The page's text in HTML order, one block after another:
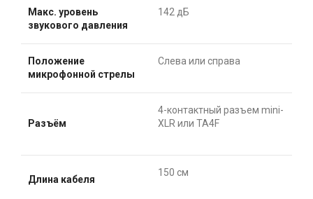
Макс. уровень
звукового давления
142 дБ
Положение
микрофонной стрелы
Слева или справа
Разъём
4-контактный разъем mini-
XLR или TA4F
Длина кабеля
150 см